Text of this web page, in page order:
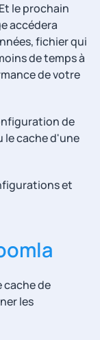
le prochain
accédera
fichier qui
de temps à
de votre
de
le cache d'une
et
cache de
les